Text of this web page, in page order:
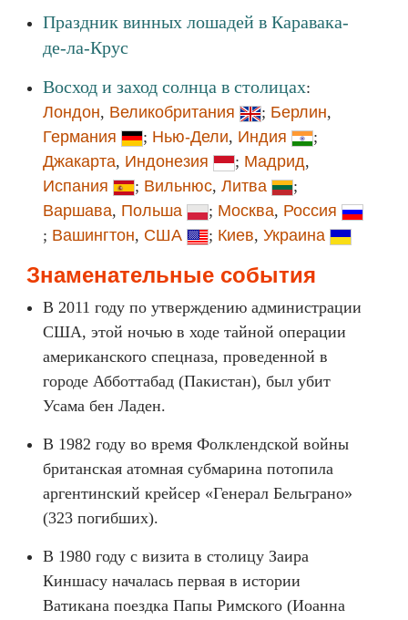
Праздник винных лошадей в Каравака-
де-ла-Крус
Восход и заход солнца в столицах:
Лондон, Великобритания ; Берлин,
Германия
; Нью-Дели, Индия
;
Джакарта, Индонезия ; Мадрид,
Испания
; Вильнюс, Литва
;
Варшава, Польша ; Москва, Россия
; Вашингтон, США ; Киев, Украина
Знаменательные события
В 2011 году по утверждению администрации
США, этой ночью в ходе тайной операции
американского спецназа, проведенной в
городе Абботтабад (Пакистан), был убит
Усама бен Ладен.
В 1982 году во время Фолклендской войны
британская атомная субмарина потопила
аргентинский крейсер «Генерал Бельграно»
(323 погибших).
В 1980 году с визита в столицу Заира
Киншасу началась первая в истории
Ватикана поездка Папы Римского (Иоанна